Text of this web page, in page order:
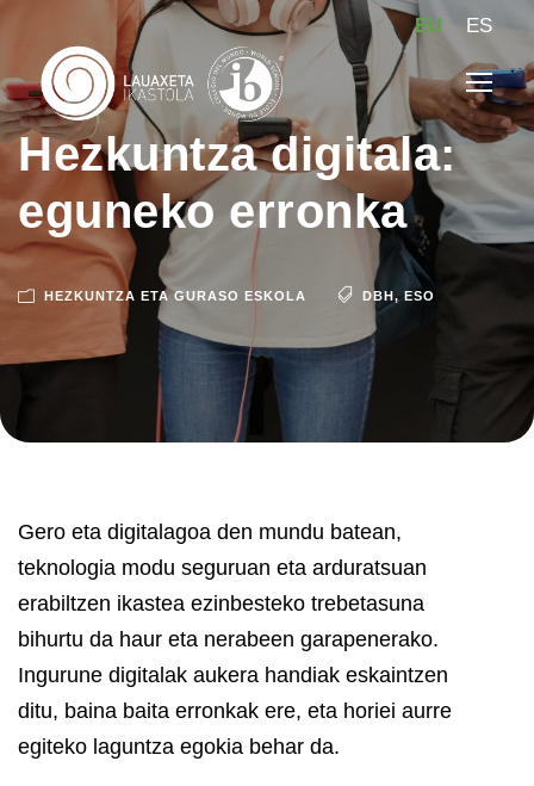
EU ES
Hezkuntza digitala:
eguneko erronka
HEZKUNTZA ETA GURASO ESKOLA DBH, ESO
Gero eta digitalagoa den mundu batean,
teknologia modu seguruan eta arduratsuan
erabiltzen ikastea ezinbesteko trebetasuna
bihurtu da haur eta nerabeen garapenerako.
Ingurune digitalak aukera handiak eskaintzen
ditu, baina baita erronkak ere, eta horiei aurre
egiteko laguntza egokia behar da.